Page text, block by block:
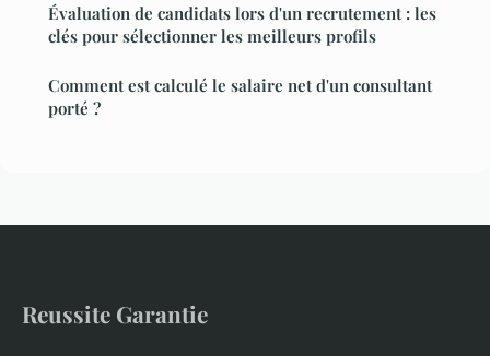
Évaluation de candidats lors d'un recrutement : les
clés pour sélectionner les meilleurs profils
Comment est calculé le salaire net d'un consultant
porté ?
Reussite Garantie